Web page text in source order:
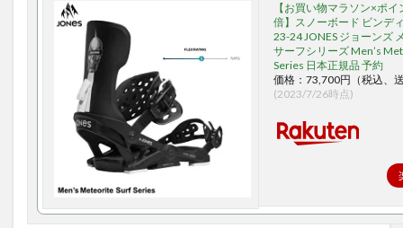
【お買い物マラソン×ポ
倍】スノーボード ビンデ
23-24 JONES ジョーンズ
サーフシリーズ Men’s
Series 日本正規品 予約
価格：73,700円（税込、
(2023/7/26時点)